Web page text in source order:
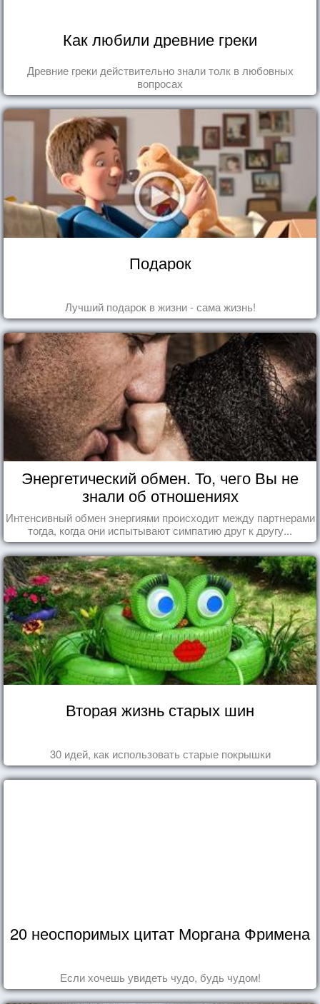
Как любили древние греки
Древние греки действительно знали толк в любовных
вопросах
Подарок
Лучший подарок в жизни - сама жизнь!
Энергетический обмен. То, чего Вы не
знали об отношениях
Интенсивный обмен энергиями происходит между партнерами
тогда, когда они испытывают симпатию друг к другу...
Вторая жизнь старых шин
30 идей, как использовать старые покрышки
20 неоспоримых цитат Моргана Фримена
Если хочешь увидеть чудо, будь чудом!